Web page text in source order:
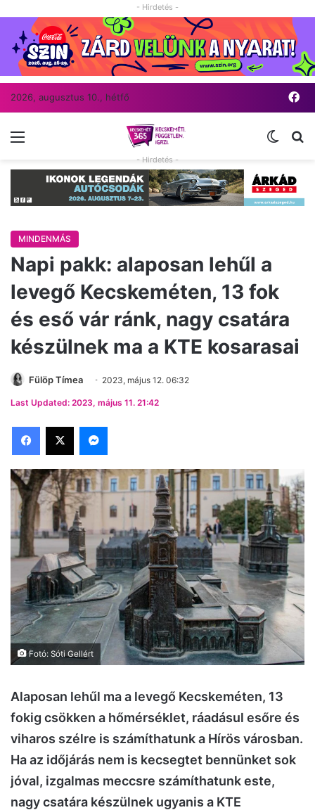
- Hirdetés -
2026, augusztus 10., hétfő
Menü
- Hirdetés -
MINDENMÁS
Napi pakk: alaposan lehűl a
levegő Kecskeméten, 13 fok
és eső vár ránk, nagy csatára
készülnek ma a KTE kosarasai
Fülöp Tímea 2023, május 12. 06:32
Last Updated: 2023, május 11. 21:42
Facebook
X Messenger
Fotó: Sóti Gellért
Alaposan lehűl ma a levegő Kecskeméten, 13
fokig csökken a hőmérséklet, ráadásul esőre és
viharos szélre is számíthatunk a Hírös városban.
Ha az időjárás nem is kecsegtet bennünket sok
jóval, izgalmas meccsre számíthatunk este,
nagy csatára készülnek ugyanis a KTE